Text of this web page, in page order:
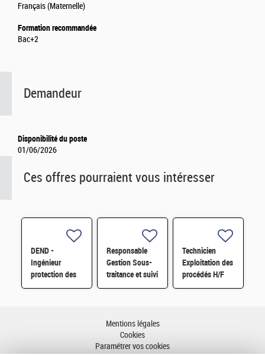
Français (Maternelle)
Formation recommandée
Bac+2
Demandeur
Disponibilité du poste
01/06/2026
Ces offres pourraient vous intéresser
DEND -
Ingénieur
protection des
installations
Responsable
Gestion Sous-
traitance et suivi
budget H/F H/F
Technicien
Exploitation des
procédés H/F
Mentions légales
Cookies
Paramétrer vos cookies